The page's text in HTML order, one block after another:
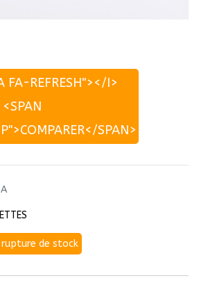
FA-REFRESH"></I>
<SPAN
SPAN>
rupture de stock